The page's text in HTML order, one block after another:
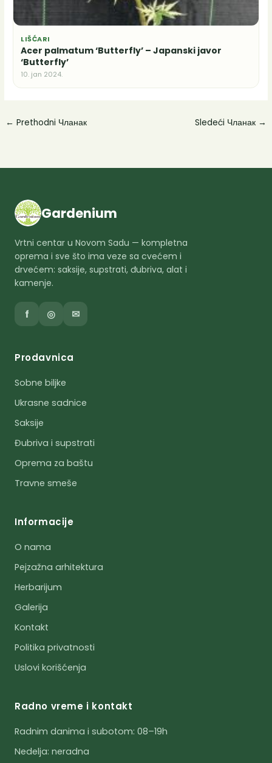
LIŠĆARI
Acer palmatum ‘Butterfly’ – Japanski javor
‘Butterfly’
10. jan 2024.
← Prethodni Чланак Sledeći Чланак →
Gardenium
Vrtni centar u Novom Sadu — kompletna
oprema i sve što ima veze sa cvećem i
drvećem: saksije, supstrati, đubriva, alat i
kamenje.
f ◎ ✉
Prodavnica
Sobne biljke
Ukrasne sadnice
Saksije
Đubriva i supstrati
Oprema za baštu
Travne smeše
Informacije
O nama
Pejzažna arhitektura
Herbarijum
Galerija
Kontakt
Politika privatnosti
Uslovi korišćenja
Radno vreme i kontakt
Radnim danima i subotom: 08–19h
Nedelja: neradna